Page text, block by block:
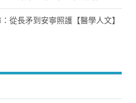
從長矛到安寧照護【醫學人文】